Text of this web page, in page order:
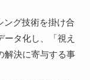
ング技術を掛け合
タ化し、「視え
解決に寄与する事